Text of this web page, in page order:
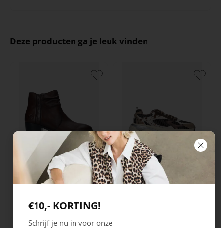
Deze producten ga je leuk vinden
Cristallino
99.99
Maruti
Roma
€10,- KORTING!
Schrijf je nu in voor onze